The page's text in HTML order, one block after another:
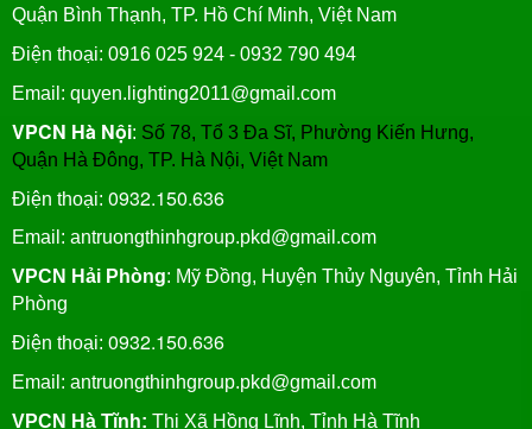
Quận Bình Thạnh, TP. Hồ Chí Minh, Việt Nam
Điện thoại: 0916 025 924 - 0932 790 494
Email: quyen.lighting2011@gmail.com
VPCN Hà Nội: Số 78, Tổ 3 Đa Sĩ, Phường Kiến Hưng,
Quận Hà Đông, TP. Hà Nội, Việt Nam
Điện thoại: 0932.150.636
Email: antruongthinhgroup.pkd@gmail.com
VPCN Hải Phòng: Mỹ Đồng, Huyện Thủy Nguyên, Tỉnh Hải
Phòng
Điện thoại: 0932.150.636
Email: antruongthinhgroup.pkd@gmail.com
VPCN Hà Tĩnh: Thị Xã Hồng Lĩnh, Tỉnh Hà Tĩnh